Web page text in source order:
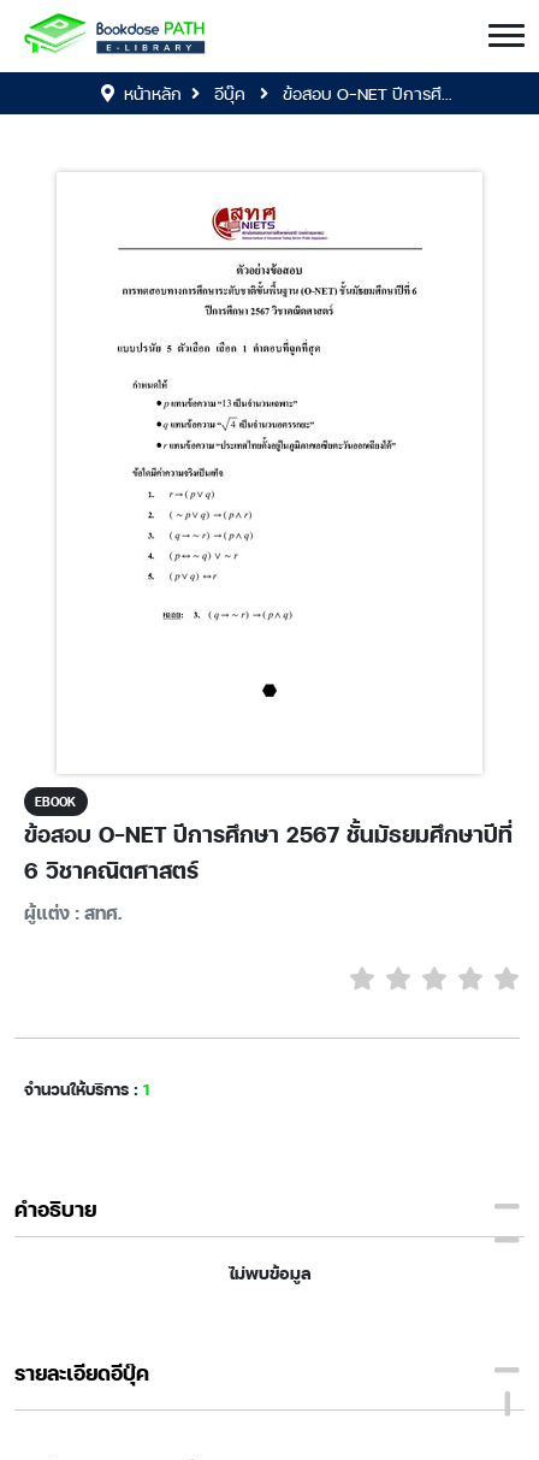
หน้าหลัก อีบุ๊ค ข้อสอบ O-NET ปีการศึ...
EBOOK
ข้อสอบ O-NET ปีการศึกษา 2567 ชั้นมัธยมศึกษาปีที่
6 วิชาคณิตศาสตร์
ผู้แต่ง : สทศ.
จำนวนให้บริการ : 1
คำอธิบาย
ไม่พบข้อมูล
รายละเอียดอีบุ๊ค